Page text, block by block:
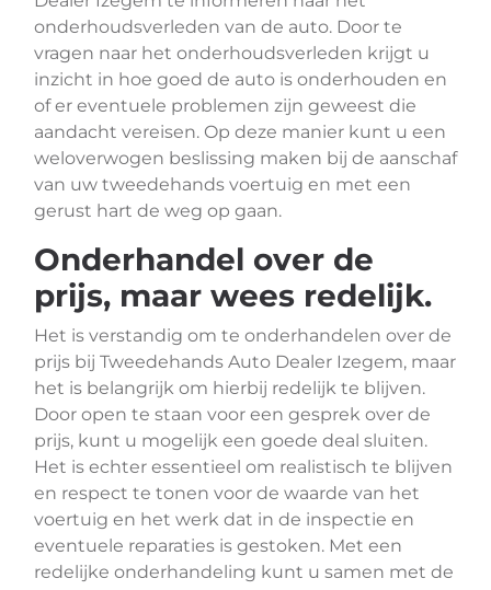
onderhoudsverleden van de auto. Door te
vragen naar het onderhoudsverleden krijgt u
inzicht in hoe goed de auto is onderhouden en
of er eventuele problemen zijn geweest die
aandacht vereisen. Op deze manier kunt u een
weloverwogen beslissing maken bij de aanschaf
van uw tweedehands voertuig en met een
gerust hart de weg op gaan.
Onderhandel over de
prijs, maar wees redelijk.
Het is verstandig om te onderhandelen over de
prijs bij Tweedehands Auto Dealer Izegem, maar
het is belangrijk om hierbij redelijk te blijven.
Door open te staan voor een gesprek over de
prijs, kunt u mogelijk een goede deal sluiten.
Het is echter essentieel om realistisch te blijven
en respect te tonen voor de waarde van het
voertuig en het werk dat in de inspectie en
eventuele reparaties is gestoken. Met een
redelijke onderhandeling kunt u samen met de